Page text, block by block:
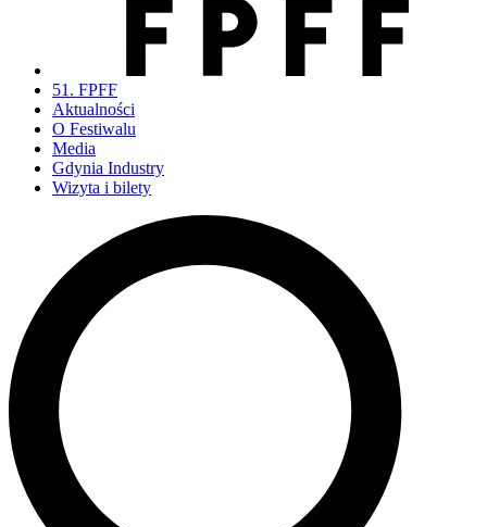
51. FPFF
Aktualności
O Festiwalu
Media
Gdynia Industry
Wizyta i bilety